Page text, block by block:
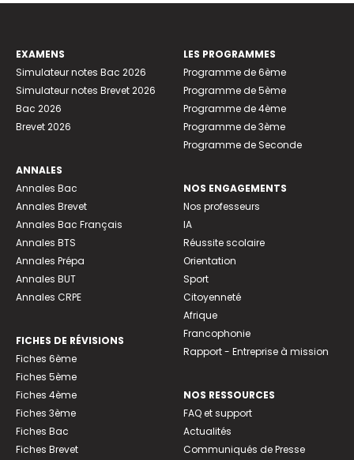
EXAMENS
Simulateur notes Bac 2026
Simulateur notes Brevet 2026
Bac 2026
Brevet 2026
ANNALES
Annales Bac
Annales Brevet
Annales Bac Français
Annales BTS
Annales Prépa
Annales BUT
Annales CRPE
FICHES DE RÉVISIONS
Fiches 6ème
Fiches 5ème
Fiches 4ème
Fiches 3ème
Fiches Bac
Fiches Brevet
LES PROGRAMMES
Programme de 6ème
Programme de 5ème
Programme de 4ème
Programme de 3ème
Programme de Seconde
NOS ENGAGEMENTS
Nos professeurs
IA
Réussite scolaire
Orientation
Sport
Citoyenneté
Afrique
Francophonie
Rapport - Entreprise à mission
NOS RESSOURCES
FAQ et support
Actualités
Communiqués de Presse